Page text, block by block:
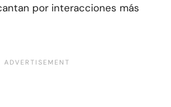
por interacciones más